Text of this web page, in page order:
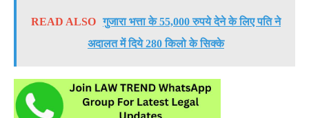
READ ALSO गुजारा भत्ता के 55,000 रुपये देने के लिए पति ने
अदालत में दिये 280 किलो के सिक्के